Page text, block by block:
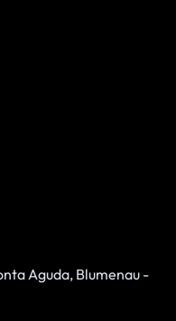
Aguda, Blumenau -